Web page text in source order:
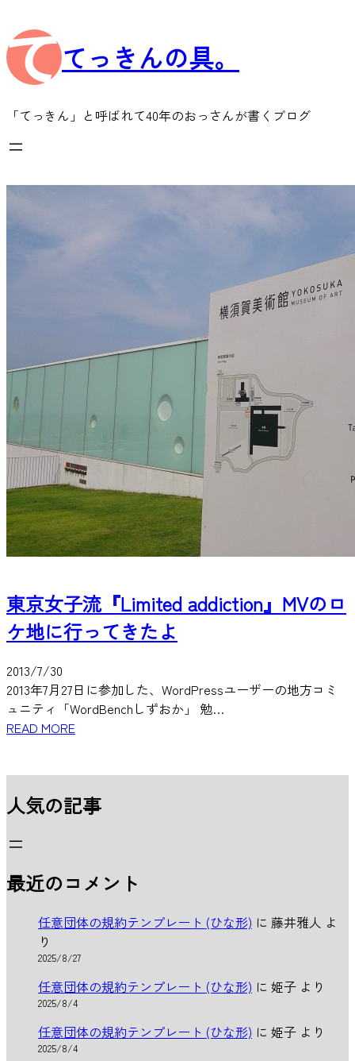
容
を
ス
ッ
てっきんの具。
「てっきん」と呼ばれて40年のおっさんが書くブログ
東京女子流『Limited addiction』MVのロ
ケ地に行ってきたよ
2013/7/30
2013年7月27日に参加した、WordPressユーザーの地方コミ
ュニティ「WordBenchしずおか」 勉…
READ MORE
人気の記事
最近のコメント
任意団体の規約テンプレート (ひな形) に 藤井雅人 よ
り
2025/8/27
任意団体の規約テンプレート (ひな形) に 姫子 より
2025/8/4
任意団体の規約テンプレート (ひな形) に 姫子 より
2025/8/4